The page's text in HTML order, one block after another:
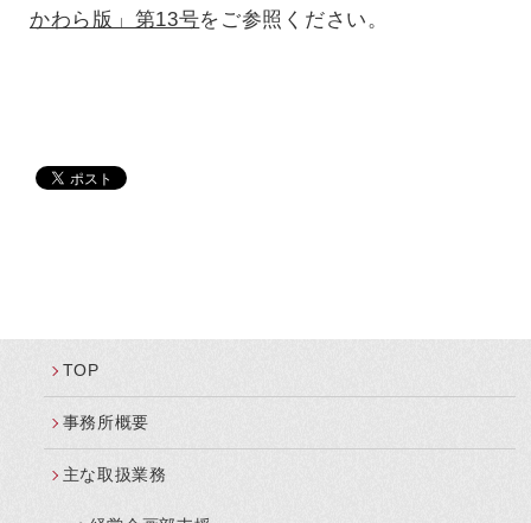
かわら版」第13号をご参照ください。
TOP
事務所概要
主な取扱業務